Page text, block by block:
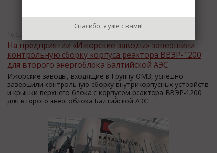
16 Сентября 2016
На предприятии «Ижорские заводы» завершили
контрольную сборку корпуса реактора ВВЭР-1200
для второго энергоблока Балтийской АЭС.
Ижорские заводы, входящие в Группу ОМЗ, успешно
завершили контрольную сборку внутрикорпусных устройств
и крышки верхнего блока с корпусом реактора ВВЭР-1200
для второго энергоблока Балтийской АЭС.
Спасибо, я уже с вами!